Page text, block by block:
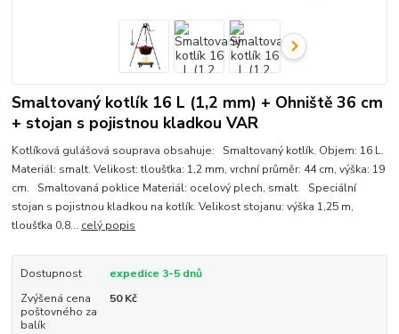
Smaltovaný kotlík 16 L (1,2 mm) + Ohniště 36 cm
+ stojan s pojistnou kladkou VAR
Kotlíková gulášová souprava obsahuje: Smaltovaný kotlík. Objem: 16 L.
Materiál: smalt. Velikost: tloušťka: 1,2 mm, vrchní průměr: 44 cm, výška: 19
cm. Smaltovaná poklice Materiál: ocelový plech, smalt. Speciální
stojan s pojistnou kladkou na kotlík. Velikost stojanu: výška 1,25 m,
tloušťka 0,8... celý popis
Dostupnost
expedice 3-5 dnů
Zvýšená cena
poštovného za
balík
50 Kč